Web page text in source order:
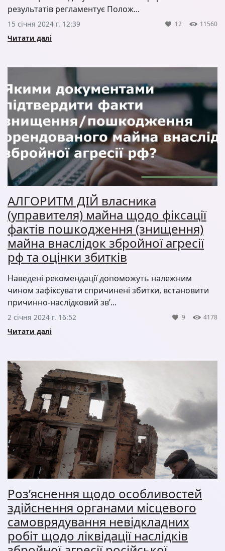
результатів регламентує Полож...
15 січня 2024 г. 12:39 12 11560
Читати далі
АЛГОРИТМ ДІЙ власника
(управителя) майна щодо фіксації
фактів пошкодження (знищення)
майна внаслідок збройної агресії
рф та оцінки збитків
Наведені рекомендації допоможуть належним
чином зафіксувати спричинені збитки, встановити
причинно-наслідковий зв’...
2 січня 2024 г. 16:52 9 4178
Читати далі
Роз’яснення щодо особливостей
здійснення органами місцевого
самоврядування невідкладних
робіт щодо ліквідації наслідків